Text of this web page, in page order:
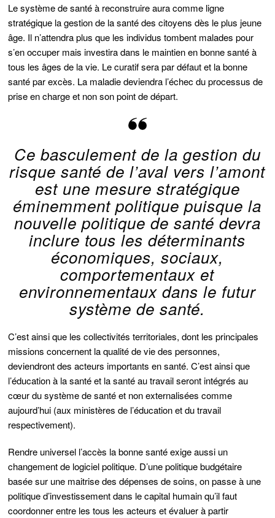
Le système de santé à reconstruire aura comme ligne
stratégique la gestion de la santé des citoyens dès le plus jeune
âge. Il n’attendra plus que les individus tombent malades pour
s’en occuper mais investira dans le maintien en bonne santé à
tous les âges de la vie. Le curatif sera par défaut et la bonne
santé par excès. La maladie deviendra l’échec du processus de
prise en charge et non son point de départ.
Ce basculement de la gestion du
risque santé de l’aval vers l’amont
est une mesure stratégique
éminemment politique puisque la
nouvelle politique de santé devra
inclure tous les déterminants
économiques, sociaux,
comportementaux et
environnementaux dans le futur
système de santé.
C’est ainsi que les collectivités territoriales, dont les principales
missions concernent la qualité de vie des personnes,
deviendront des acteurs importants en santé. C’est ainsi que
l’éducation à la santé et la santé au travail seront intégrés au
cœur du système de santé et non externalisées comme
aujourd’hui (aux ministères de l’éducation et du travail
respectivement).
Rendre universel l’accès la bonne santé exige aussi un
changement de logiciel politique. D’une politique budgétaire
basée sur une maitrise des dépenses de soins, on passe à une
politique d’investissement dans le capital humain qu’il faut
coordonner entre les tous les acteurs et évaluer à partir